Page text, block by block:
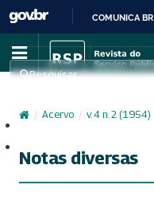
COMUNICA BR
Pesquisar
/ Acervo / v. 4 n. 2 (1954)
Notas diversas